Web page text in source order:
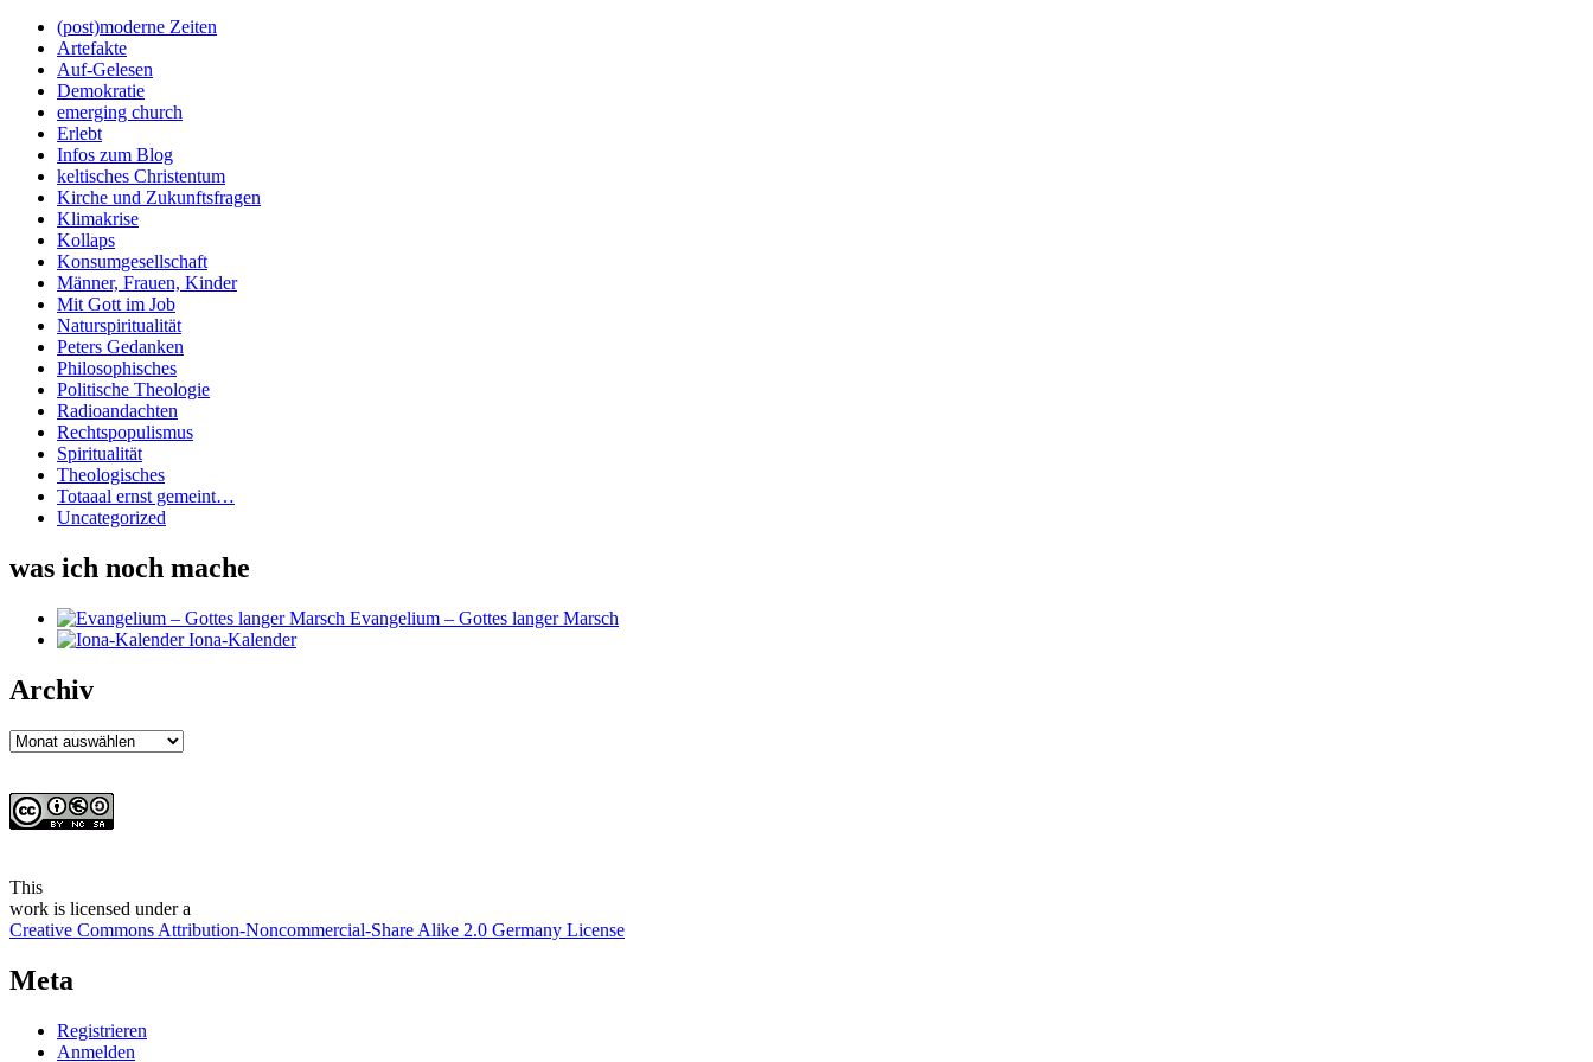
(post)moderne Zeiten
Artefakte
Auf-Gelesen
Demokratie
emerging church
Erlebt
Infos zum Blog
keltisches Christentum
Kirche und Zukunftsfragen
Klimakrise
Kollaps
Konsumgesellschaft
Männer, Frauen, Kinder
Mit Gott im Job
Naturspiritualität
Peters Gedanken
Philosophisches
Politische Theologie
Radioandachten
Rechtspopulismus
Spiritualität
Theologisches
Totaaal ernst gemeint…
Uncategorized
was ich noch mache
Evangelium – Gottes langer Marsch
Iona-Kalender
Archiv
Archiv
This
work is licensed under a
Creative Commons Attribution-Noncommercial-Share Alike 2.0 Germany License
Meta
Registrieren
Anmelden